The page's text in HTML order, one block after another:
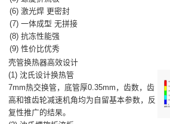
(6) 激光焊 更密封
(7) 一体成型 无拼接
(8) 抗冻性能强
(9) 性价比优秀
壳管换热器高效设计
(1) 沈氏设计换热管
7mm热交换管，底管厚0.35mm，齿数，齿
高和锥齿轮减速机角均为自留基本参数，反
复性推广的结杲。